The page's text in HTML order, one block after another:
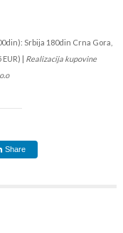
Srbija 180din Crna Gora,
| Realizacija kupovine
Share